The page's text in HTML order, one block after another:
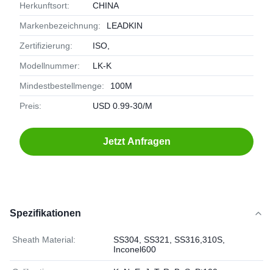
Herkunftsort: CHINA
Markenbezeichnung: LEADKIN
Zertifizierung: ISO,
Modellnummer: LK-K
Mindestbestellmenge: 100M
Preis: USD 0.99-30/M
Jetzt Anfragen
Spezifikationen
Sheath Material:
SS304, SS321, SS316,310S,
Inconel600